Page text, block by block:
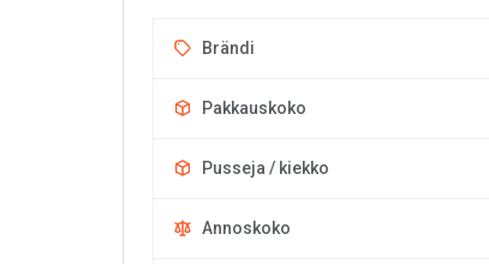
Brändi
Pakkauskoko
Pusseja / kiekko
Annoskoko